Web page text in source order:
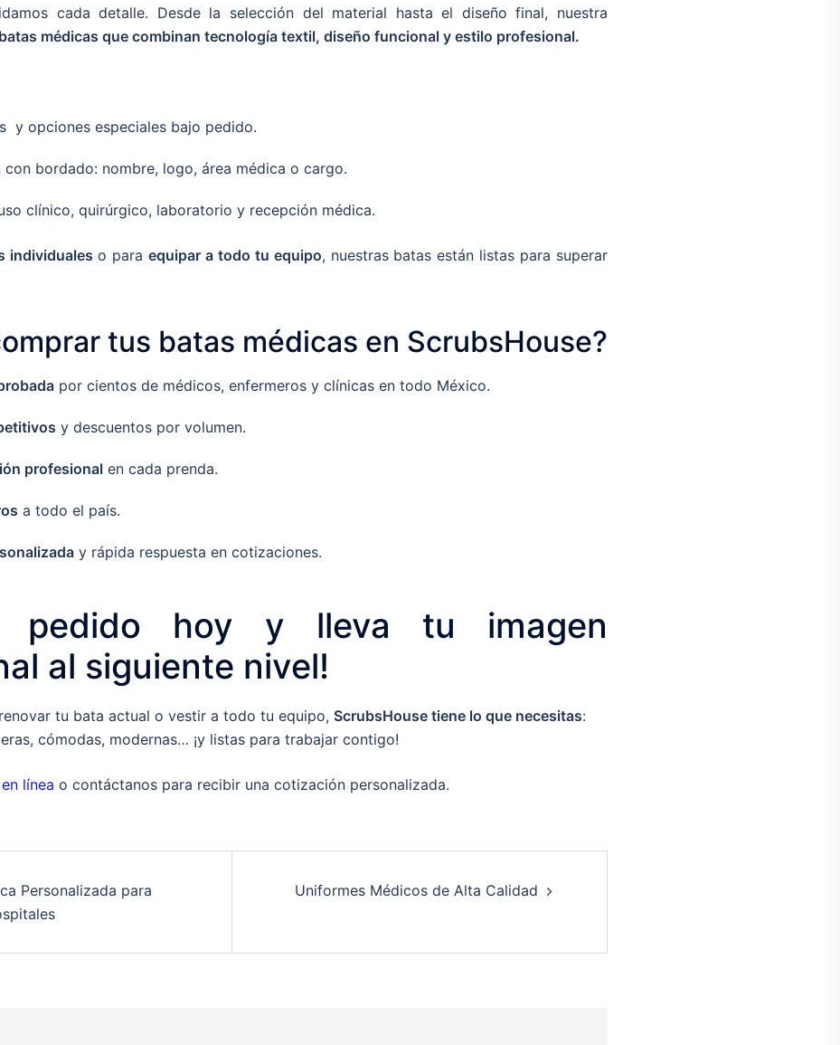
cada detalle. Desde la selección del material hasta el diseño final, nuestra
batas médicas que combinan tecnología textil, diseño funcional y estilo profesional.
y opciones especiales bajo pedido.
con bordado: nombre, logo, área médica o cargo.
clínico, quirúrgico, laboratorio y recepción médica.
individuales o paraequipar a todo tu equipo, nuestras batas están listas para superar
tus batas médicas en ScrubsHouse?
por cientos de médicos, enfermeros y clínicas en todo México.
y descuentos por volumen.
profesional en cada prenda.
a todo el país.
y rápida respuesta en cotizaciones.
pedido hoy y lleva tu imagen
al siguiente nivel!
tu bata actual o vestir a todo tu equipo, ScrubsHouse tiene lo que necesitas:
cómodas, modernas… ¡y listas para trabajar contigo!
línea o contáctanos para recibir una cotización personalizada.
Personalizada para
Uniformes Médicos de Alta Calidad